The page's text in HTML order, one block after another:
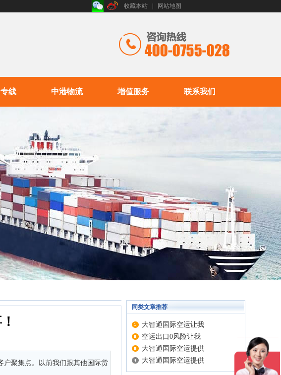
收藏本站 网站地图
线 中港物流 增值服务 联系我们
户聚集点。以前我们跟其他国际货
同类文章推荐
大智通国际空运让我
空运出口0风险让我
大智通国际空运提供
大智通国际空运提供